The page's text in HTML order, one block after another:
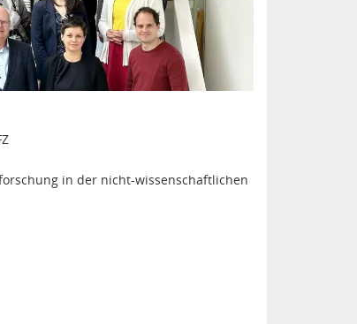
in der nicht-wissenschaftlichen